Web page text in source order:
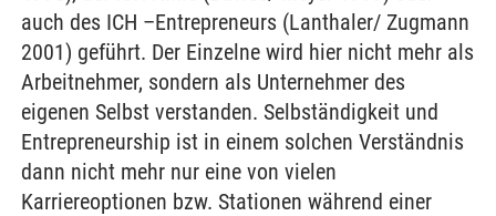
auch des ICH –Entrepreneurs (Lanthaler/ Zugmann
2001) geführt. Der Einzelne wird hier nicht mehr als
Arbeitnehmer, sondern als Unternehmer des
eigenen Selbst verstanden. Selbständigkeit und
Entrepreneurship ist in einem solchen Verständnis
dann nicht mehr nur eine von vielen
Karriereoptionen bzw. Stationen während einer